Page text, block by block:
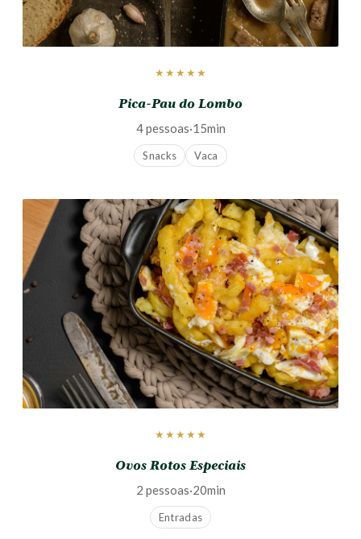
★★★★★
Pica-Pau do Lombo
4 pessoas·15min
Snacks Vaca
★★★★★
Ovos Rotos Especiais
2 pessoas·20min
Entradas